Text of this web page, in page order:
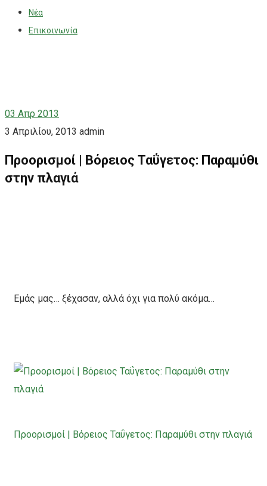
Νέα
Επικοινωνία
03 Απρ 2013
3 Απριλίου, 2013 admin
Προορισμοί | Βόρειος Ταΰγετος: Παραμύθι
στην πλαγιά
Εμάς μας… ξέχασαν, αλλά όχι για πολύ ακόμα…
Προορισμοί | Βόρειος Ταΰγετος: Παραμύθι στην πλαγιά